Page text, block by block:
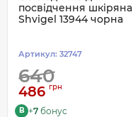
посвідчення шкіряна
Shvigel 13944 чорна
Артикул: 32747
640
486 грн
B +7 бонус